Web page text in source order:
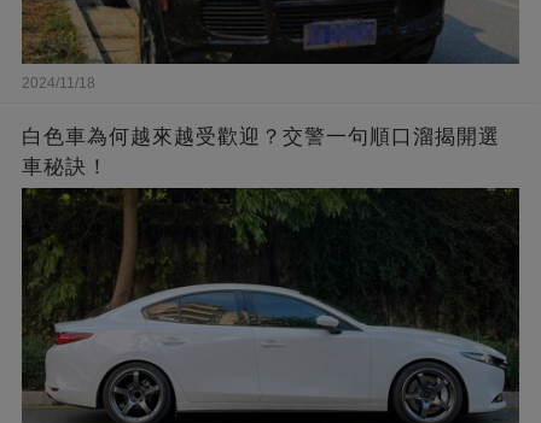
2024/11/18
白色車為何越來越受歡迎？交警一句順口溜揭開選
車秘訣！